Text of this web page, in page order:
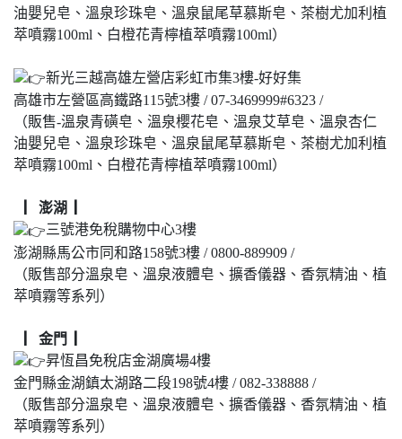
油嬰兒皂、溫泉珍珠皂、溫泉鼠尾草慕斯皂、茶樹尤加利植
萃噴霧100ml、白橙花青檸植萃噴霧100ml）
新光三越高雄左營店彩虹市集3樓-好好集
高雄市左營區高鐵路115號3樓 / 07-3469999#6323 /
（販售-溫泉青磺皂、溫泉櫻花皂、溫泉艾草皂、溫泉杏仁
油嬰兒皂、溫泉珍珠皂、溫泉鼠尾草慕斯皂、茶樹尤加利植
萃噴霧100ml、白橙花青檸植萃噴霧100ml）
▏澎湖 ▏
三號港免稅購物中心3樓
澎湖縣馬公市同和路158號3樓 / 0800-889909 /
（販售部分溫泉皂、溫泉液體皂、擴香儀器、香氛精油、植
萃噴霧等系列）
▏金門 ▏
昇恆昌免稅店金湖廣場4樓
金門縣金湖鎮太湖路二段198號4樓 / 082-338888 /
（販售部分溫泉皂、溫泉液體皂、擴香儀器、香氛精油、植
萃噴霧等系列）